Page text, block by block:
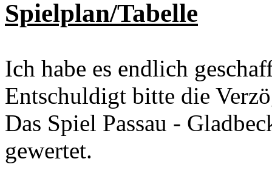
Spielplan/Tabelle
Ich habe es endlich
Entschuldigt bitte die
Das Spiel Passau -
gewertet.